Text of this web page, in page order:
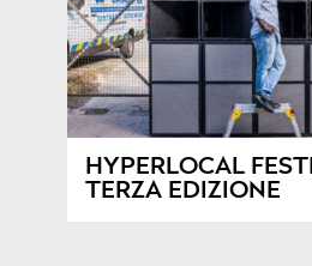
HYPERLOCAL
TERZA EDIZIONE